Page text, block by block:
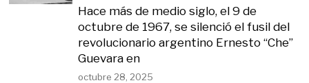
Hace más de medio siglo, el 9 de
octubre de 1967, se silenció el fusil del
revolucionario argentino Ernesto “Che”
Guevara en
octubre 28, 2025